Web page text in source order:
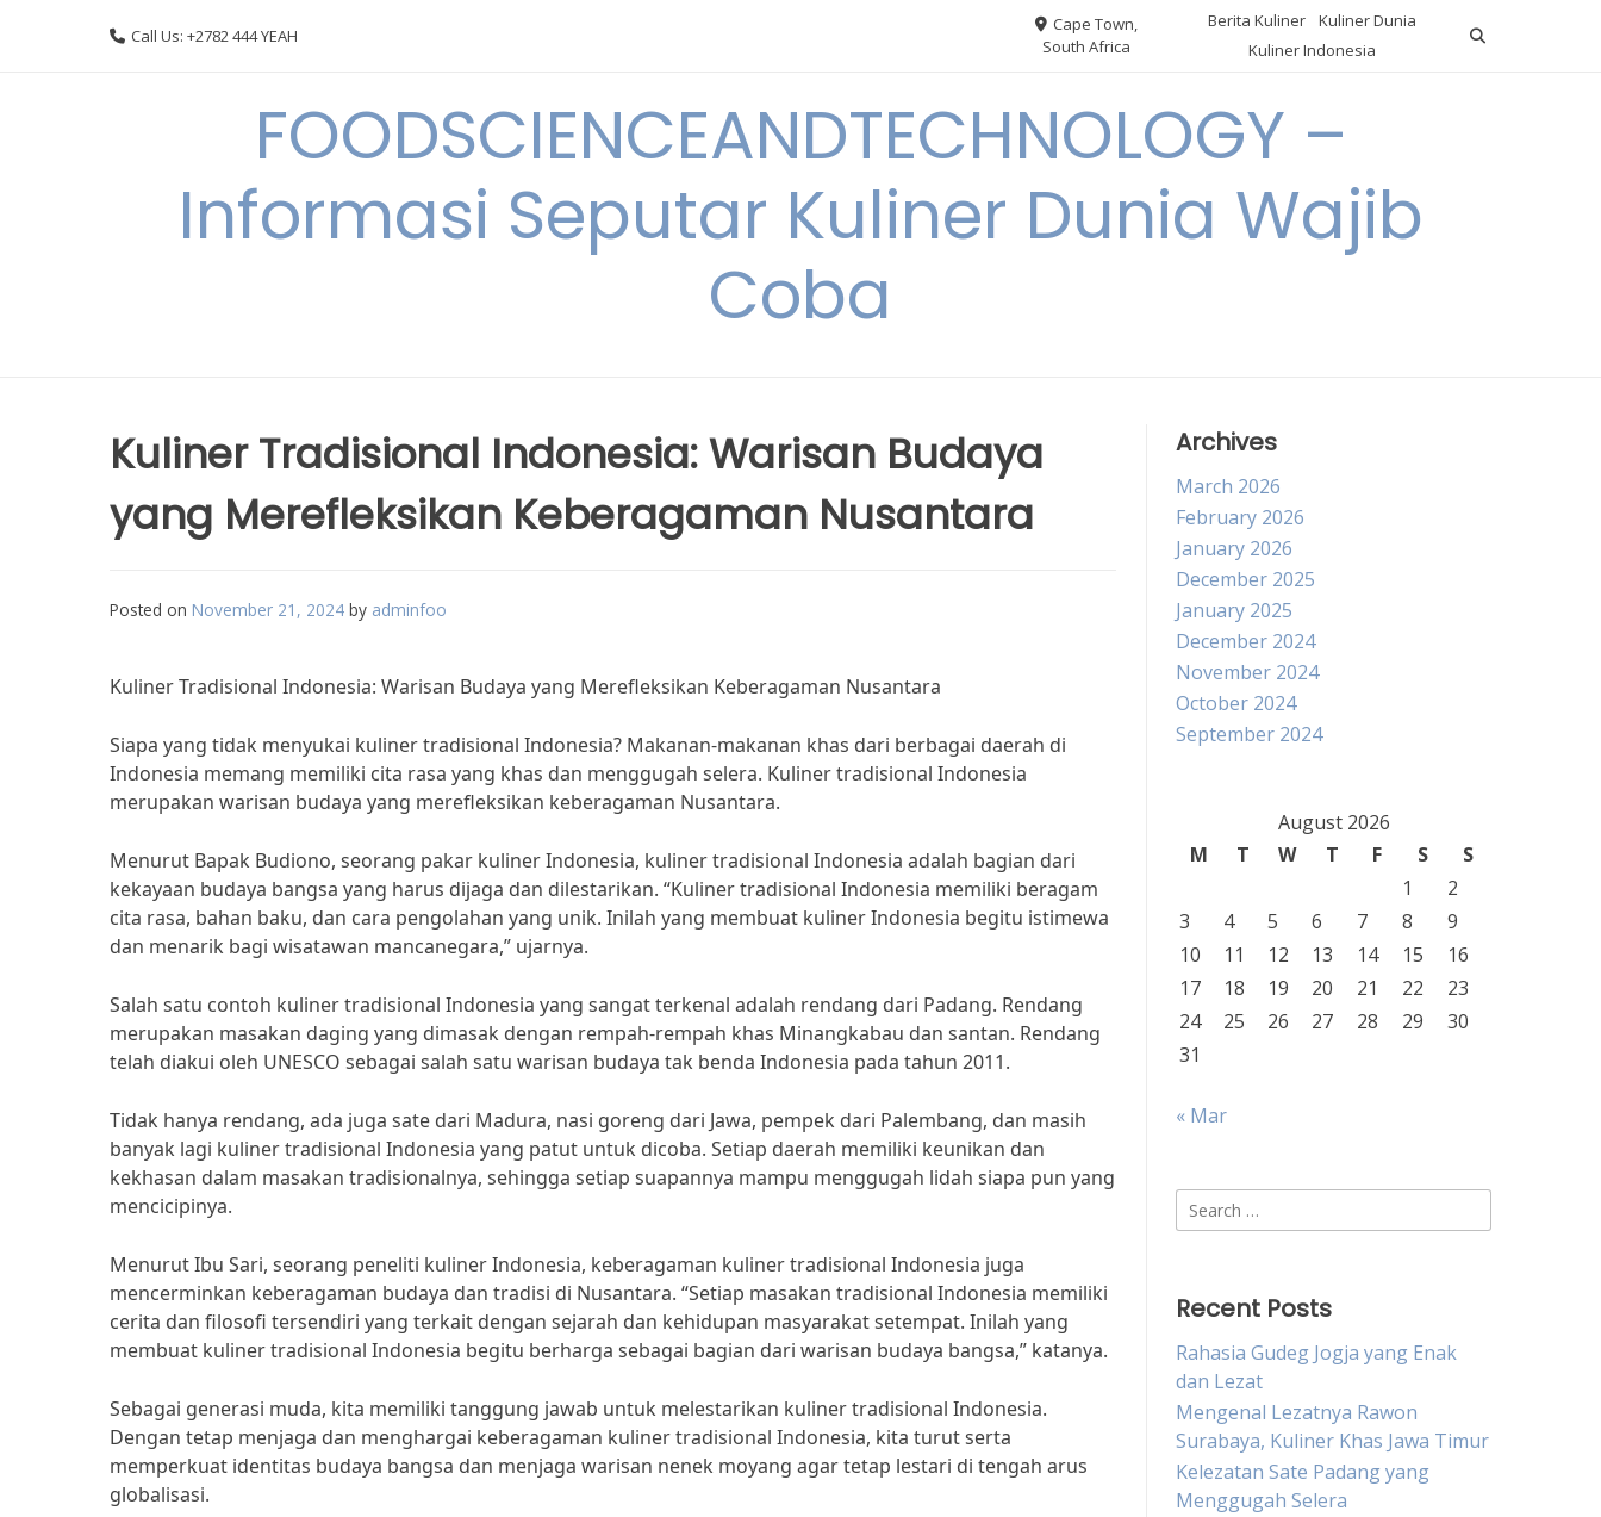
Call Us: +2782 444 YEAH
Cape Town,
South Africa
Berita Kuliner
Kuliner Dunia
Kuliner Indonesia
FOODSCIENCEANDTECHNOLOGY –
Informasi Seputar Kuliner Dunia Wajib
Coba
Kuliner Tradisional Indonesia: Warisan Budaya
yang Merefleksikan Keberagaman Nusantara
Posted on November 21, 2024 by adminfoo
Kuliner Tradisional Indonesia: Warisan Budaya yang Merefleksikan Keberagaman Nusantara
Siapa yang tidak menyukai kuliner tradisional Indonesia? Makanan-makanan khas dari berbagai daerah di
Indonesia memang memiliki cita rasa yang khas dan menggugah selera. Kuliner tradisional Indonesia
merupakan warisan budaya yang merefleksikan keberagaman Nusantara.
Menurut Bapak Budiono, seorang pakar kuliner Indonesia, kuliner tradisional Indonesia adalah bagian dari
kekayaan budaya bangsa yang harus dijaga dan dilestarikan. “Kuliner tradisional Indonesia memiliki beragam
cita rasa, bahan baku, dan cara pengolahan yang unik. Inilah yang membuat kuliner Indonesia begitu istimewa
dan menarik bagi wisatawan mancanegara,” ujarnya.
Salah satu contoh kuliner tradisional Indonesia yang sangat terkenal adalah rendang dari Padang. Rendang
merupakan masakan daging yang dimasak dengan rempah-rempah khas Minangkabau dan santan. Rendang
telah diakui oleh UNESCO sebagai salah satu warisan budaya tak benda Indonesia pada tahun 2011.
Tidak hanya rendang, ada juga sate dari Madura, nasi goreng dari Jawa, pempek dari Palembang, dan masih
banyak lagi kuliner tradisional Indonesia yang patut untuk dicoba. Setiap daerah memiliki keunikan dan
kekhasan dalam masakan tradisionalnya, sehingga setiap suapannya mampu menggugah lidah siapa pun yang
mencicipinya.
Menurut Ibu Sari, seorang peneliti kuliner Indonesia, keberagaman kuliner tradisional Indonesia juga
mencerminkan keberagaman budaya dan tradisi di Nusantara. “Setiap masakan tradisional Indonesia memiliki
cerita dan filosofi tersendiri yang terkait dengan sejarah dan kehidupan masyarakat setempat. Inilah yang
membuat kuliner tradisional Indonesia begitu berharga sebagai bagian dari warisan budaya bangsa,” katanya.
Sebagai generasi muda, kita memiliki tanggung jawab untuk melestarikan kuliner tradisional Indonesia.
Dengan tetap menjaga dan menghargai keberagaman kuliner tradisional Indonesia, kita turut serta
memperkuat identitas budaya bangsa dan menjaga warisan nenek moyang agar tetap lestari di tengah arus
globalisasi.
Archives
March 2026
February 2026
January 2026
December 2025
January 2025
December 2024
November 2024
October 2024
September 2024
August 2026
M
T W T F S
S
1
2
3
4 5 6 7 8
9
10
11 12 13 14 15
16
17
18 19 20 21 22
23
24
25 26 27 28 29
30
31
« Mar
Search
for:
Recent Posts
Rahasia Gudeg Jogja yang Enak
dan Lezat
Mengenal Lezatnya Rawon
Surabaya, Kuliner Khas Jawa Timur
Kelezatan Sate Padang yang
Menggugah Selera